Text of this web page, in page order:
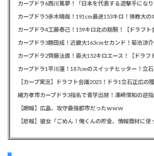
カープドラ4工藤泰己！159キロ北の剛腕！【ドラフト
カープドラ2齊藤汰直！亜大152キロエース！【ドラフ
【カープ実況】ドラフト会議2025！ドラ1立石正広の
【朗報】広島、攻守最強都市だったｗｗｗ